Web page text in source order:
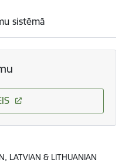
sistēmā
LATVIAN & LITHUANIAN